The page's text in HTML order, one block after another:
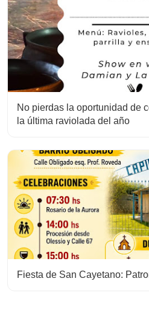
No pierdas la oportunidad de
la última raviolada del año
Fiesta de San Cayetano: